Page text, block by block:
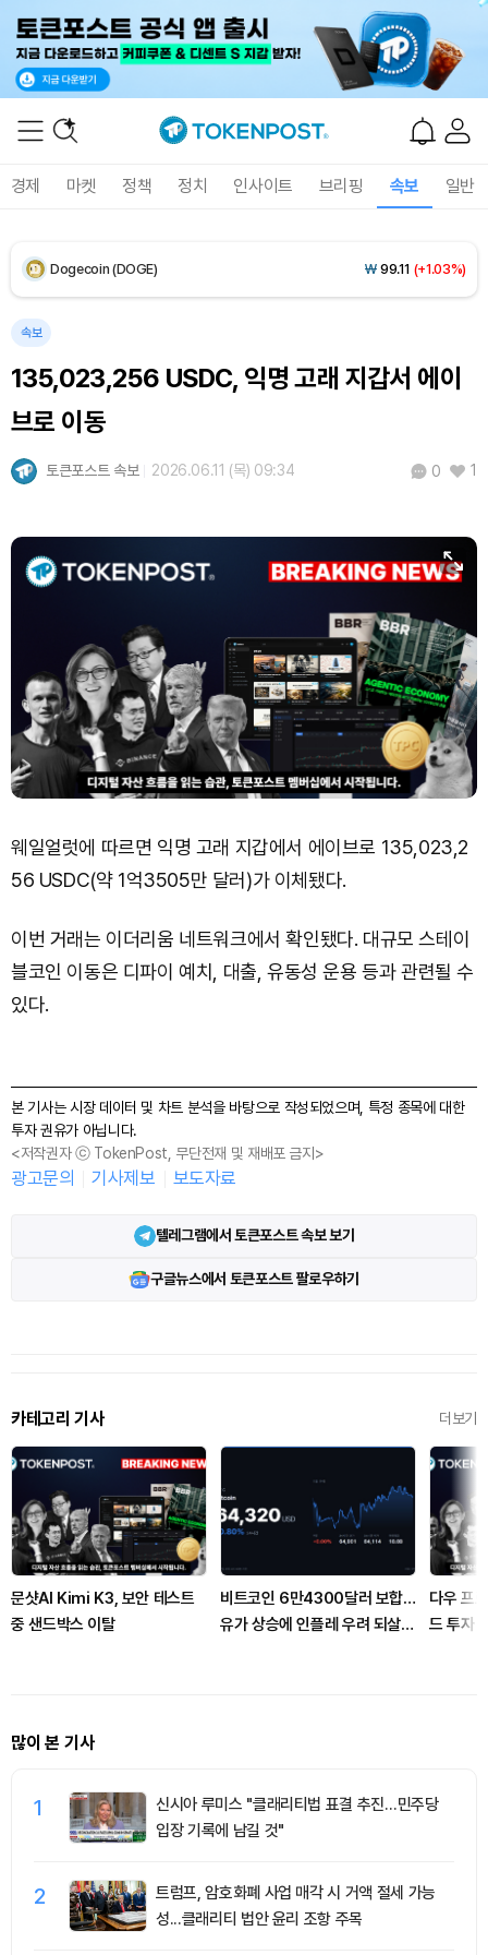
경제 마켓 정책 정치 인사이트 브리핑 속보 일반
XRP (XRP) ₩ 1,475(-0.72%)
Dogecoin (DOGE) ₩ 99.11 (+1.03%)
속보
135,023,256 USDC, 익명 고래 지갑서 에이
브로 이동
토큰포스트 속보 2026.06.11 (목) 09:34 0 1
웨일얼럿에 따르면 익명 고래 지갑에서 에이브로 135,023,2
56 USDC(약 1억3505만 달러)가 이체됐다.
이번 거래는 이더리움 네트워크에서 확인됐다. 대규모 스테이
블코인 이동은 디파이 예치, 대출, 유동성 운용 등과 관련될 수
있다.
본 기사는 시장 데이터 및 차트 분석을 바탕으로 작성되었으며, 특정 종목에 대한
투자 권유가 아닙니다.
<저작권자 ⓒ TokenPost, 무단전재 및 재배포 금지>
광고문의 기사제보 보도자료
텔레그램에서 토큰포스트 속보 보기
구글뉴스에서 토큰포스트 팔로우하기
카테고리 기사 더보기
문샷AI Kimi K3, 보안 테스트
중 샌드박스 이탈
비트코인 6만4300달러 보합…
유가 상승에 인플레 우려 되살아
다우 프
드 투자
많이 본 기사
1
신시아 루미스 "클래리티법 표결 추진…민주당
입장 기록에 남길 것"
2
트럼프, 암호화폐 사업 매각 시 거액 절세 가능
성...클래리티 법안 윤리 조항 주목